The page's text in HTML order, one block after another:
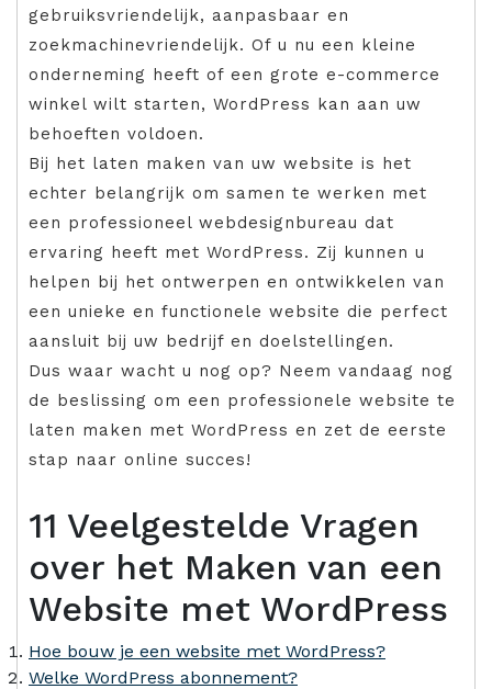
gebruiksvriendelijk, aanpasbaar en
zoekmachinevriendelijk. Of u nu een kleine
onderneming heeft of een grote e-commerce
winkel wilt starten, WordPress kan aan uw
behoeften voldoen.
Bij het laten maken van uw website is het
echter belangrijk om samen te werken met
een professioneel webdesignbureau dat
ervaring heeft met WordPress. Zij kunnen u
helpen bij het ontwerpen en ontwikkelen van
een unieke en functionele website die perfect
aansluit bij uw bedrijf en doelstellingen.
Dus waar wacht u nog op? Neem vandaag nog
de beslissing om een professionele website te
laten maken met WordPress en zet de eerste
stap naar online succes!
11 Veelgestelde Vragen
over het Maken van een
Website met WordPress
Hoe bouw je een website met WordPress?
Welke WordPress abonnement?